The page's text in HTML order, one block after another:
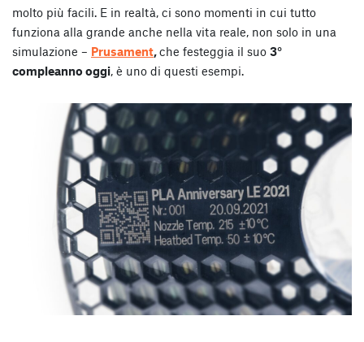
molto più facili. E in realtà, ci sono momenti in cui tutto
funziona alla grande anche nella vita reale, non solo in una
simulazione – Prusament,che festeggia il suo 3°
compleanno oggi, è uno di questi esempi.